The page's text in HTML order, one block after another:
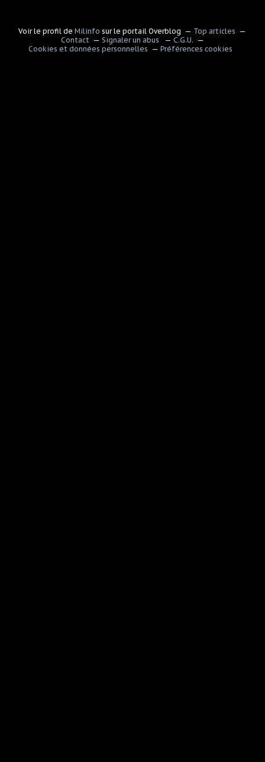
Voir le profil deMilinfo sur le portail Overblog
Top articles
Contact
Signaler un abus
C.G.U.
Cookies et données personnelles
Préférences cookies